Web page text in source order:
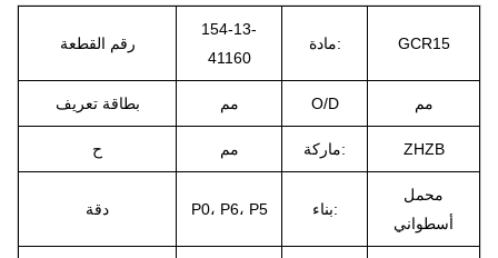
رقم القطعة
154-13-
41160
مادة: GCR15
بطاقة تعريف مم O/D مم
ح مم ماركة: ZHZB
دقة P0، P6، P5 بناء:
محمل
أسطواني